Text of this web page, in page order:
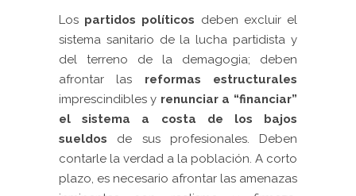
Los partidos políticos deben excluir el
sistema sanitario de la lucha partidista y
del terreno de la demagogia; deben
afrontar las reformas estructurales
imprescindibles y renunciar a “financiar”
el sistema a costa de los bajos
sueldos de sus profesionales. Deben
contarle la verdad a la población. A corto
plazo, es necesario afrontar las amenazas